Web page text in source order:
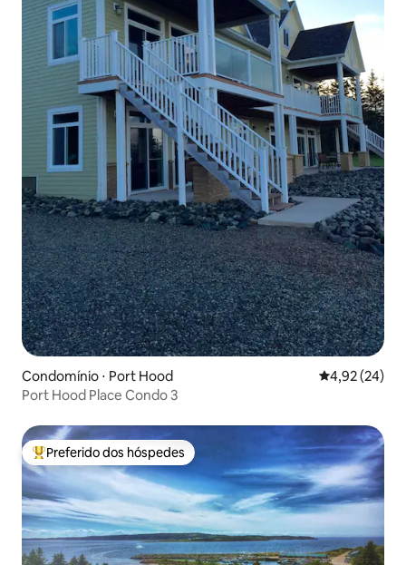
Condomínio ⋅ Port Hood 4,92 de uma
4,92 (24)
Port Hood Place Condo 3
Entre os melhores preferidos dos hóspedes
Preferido dos hóspedes